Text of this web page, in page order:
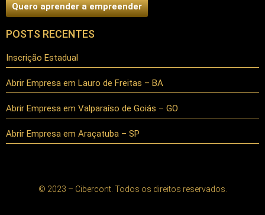
Quero aprender a empreender
POSTS RECENTES
Inscrição Estadual
Abrir Empresa em Lauro de Freitas – BA
Abrir Empresa em Valparaíso de Goiás – GO
Abrir Empresa em Araçatuba – SP
© 2023 – Cibercont. Todos os direitos reservados.